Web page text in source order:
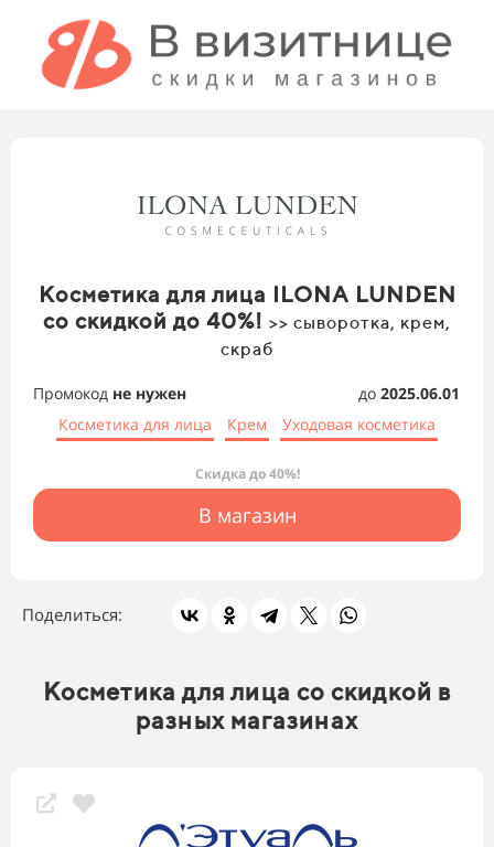
Косметика для лица ILONA LUNDEN
со скидкой до 40%! >> сыворотка, крем,
скраб
Промокод не нужен до 2025.06.01
Косметика для лица
Крем Уходовая косметика
Скидка до 40%!
В магазин
Поделиться:
Косметика для лица со скидкой в
разных магазинах